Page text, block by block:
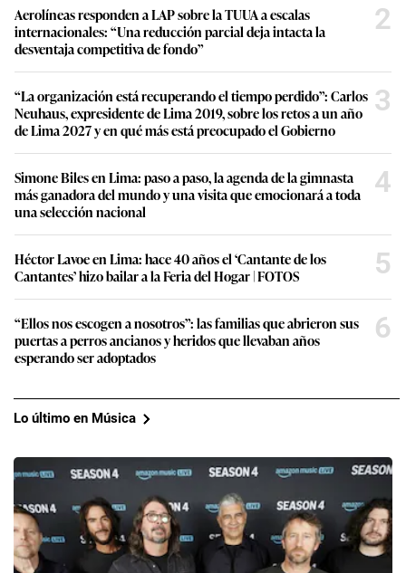
Aerolíneas responden a LAP sobre la TUUA a escalas
internacionales: “Una reducción parcial deja intacta la
desventaja competitiva de fondo”
2
“La organización está recuperando el tiempo perdido”: Carlos
Neuhaus, expresidente de Lima 2019, sobre los retos a un año
de Lima 2027 y en qué más está preocupado el Gobierno
3
Simone Biles en Lima: paso a paso, la agenda de la gimnasta
más ganadora del mundo y una visita que emocionará a toda
una selección nacional
4
Héctor Lavoe en Lima: hace 40 años el ‘Cantante de los
Cantantes’ hizo bailar a la Feria del Hogar | FOTOS
5
“Ellos nos escogen a nosotros”: las familias que abrieron sus
puertas a perros ancianos y heridos que llevaban años
esperando ser adoptados
6
Lo último en Música